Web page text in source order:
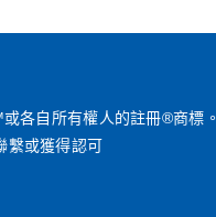
各自所有權人的註冊®商標。
繫或獲得認可